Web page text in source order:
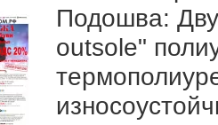
Подошва:
outsole"